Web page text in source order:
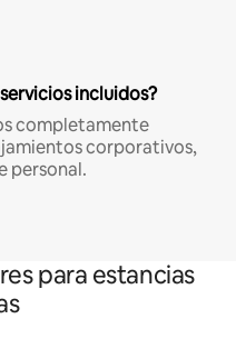
incluidos?
completamente
corporativos,
personal.
para estancias